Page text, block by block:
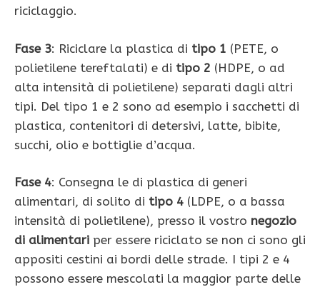
riciclaggio.
Fase 3: Riciclare la plastica di tipo 1 (PETE, o
polietilene tereftalati) e di tipo 2 (HDPE, o ad
alta intensità di polietilene) separati dagli altri
tipi. Del tipo 1 e 2 sono ad esempio i sacchetti di
plastica, contenitori di detersivi, latte, bibite,
succhi, olio e bottiglie d’acqua.
Fase 4: Consegna le di plastica di generi
alimentari, di solito di tipo 4 (LDPE, o a bassa
intensità di polietilene), presso il vostro negozio
di alimentari per essere riciclato se non ci sono gli
appositi cestini ai bordi delle strade. I tipi 2 e 4
possono essere mescolati la maggior parte delle